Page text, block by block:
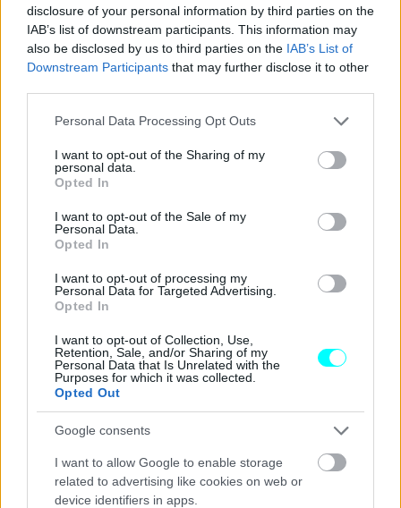
disclosure of your personal information by third parties on the
IAB’s list of downstream participants. This information may
also be disclosed by us to third parties on the IAB’s List of
Downstream Participants that may further disclose it to other
Please note that this website/app uses one or more Google
not limited to your visit or usage behaviour. You may click to
grant or deny consent to Google and its third-party tags to
use your data for below specified purposes in below Google
consent section.
Personal Data Processing Opt Outs
I want to opt-out of the Sharing of my
personal data.
Opted In
I want to opt-out of the Sale of my
Personal Data.
Opted In
I want to opt-out of processing my
Personal Data for Targeted Advertising.
Opted In
I want to opt-out of Collection, Use,
Retention, Sale, and/or Sharing of my
Personal Data that Is Unrelated with the
Purposes for which it was collected.
Opted Out
Google consents
I want to allow Google to enable storage
related to advertising like cookies on web or
device identifiers in apps.
χωριό. Ζω σε ένα ψηλότερο σημείο του Lodeve και αυτή
μου επιτρέπει να μετακινούμαι χωρίς να καταπονώ τα
πόδια μου», συμπλήρωσε
καλοί»,συμπλήρωσε, δεδομένου ότι ο Remi Schnebelin
και οι συνάδελφοί του
βοηθείας σε όσους την έχουν ανάγκη